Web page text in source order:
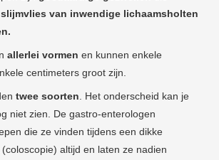
van inwendige lichaamsholten
allerlei vormen en kunnen enkele
centimeters groot zijn.
twee soorten . Het onderscheid kan je
niet zien. De gastro-enterologen
die ze vinden tijdens een dikke
altijd en laten ze nadien